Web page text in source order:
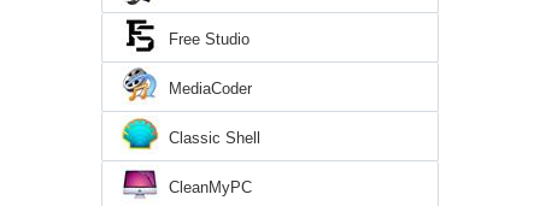
Free Studio
MediaCoder
Classic Shell
CleanMyPC